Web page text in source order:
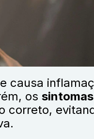
causa
os
correto,